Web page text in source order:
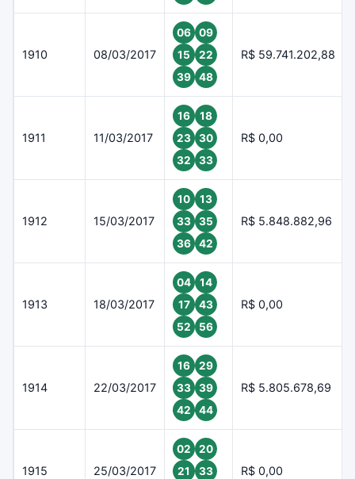
1910 08/03/2017
06
09
15
22
39
48
R$ 59.741.202,88
1911 11/03/2017
16
18
23
30
32
33
R$ 0,00
1912 15/03/2017
10
13
33
35
36
42
R$ 5.848.882,96
1913 18/03/2017
04
14
17
43
52
56
R$ 0,00
1914 22/03/2017
16
29
33
39
42
44
R$ 5.805.678,69
1915 25/03/2017
02
20
21
33
R$ 0,00